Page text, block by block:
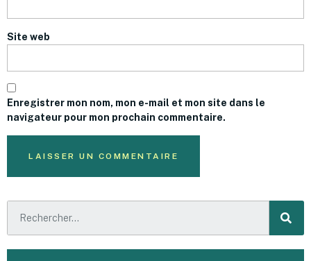
Site web
Enregistrer mon nom, mon e-mail et mon site dans le
navigateur pour mon prochain commentaire.